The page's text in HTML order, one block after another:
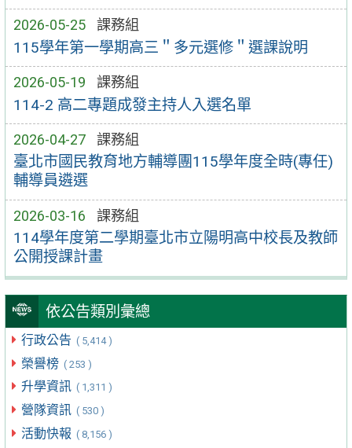
2026-05-25 課務組
115學年第一學期高三＂多元選修＂選課說明
2026-05-19 課務組
114-2 高二專題成發主持人入選名單
2026-04-27 課務組
臺北市國民教育地方輔導團115學年度全時(專任)
輔導員遴選
2026-03-16 課務組
114學年度第二學期臺北市立陽明高中校長及教師
公開授課計畫
依公告類別彙總
行政公告 ( 5,414 )
榮譽榜 ( 253 )
升學資訊 ( 1,311 )
營隊資訊 ( 530 )
活動快報 ( 8,156 )